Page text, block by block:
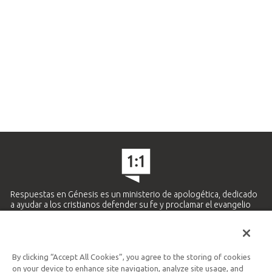
Respuestas en Génesis es un ministerio de apologética, dedicado
a ayudar a los cristianos defender su fe y proclamar el evangelio
Ministerio Hispano y Latinoamericano
By clicking “Accept All Cookies”, you agree to the storing of cookies
on your device to enhance site navigation, analyze site usage, and